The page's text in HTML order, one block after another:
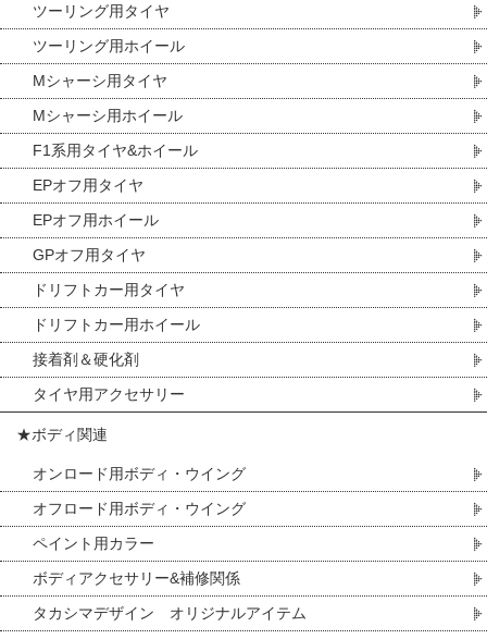
ツーリング用タイヤ
ツーリング用ホイール
Mシャーシ用タイヤ
Mシャーシ用ホイール
F1系用タイヤ&ホイール
EPオフ用タイヤ
EPオフ用ホイール
GPオフ用タイヤ
ドリフトカー用タイヤ
ドリフトカー用ホイール
接着剤＆硬化剤
タイヤ用アクセサリー
★ボディ関連
オンロード用ボディ・ウイング
オフロード用ボディ・ウイング
ペイント用カラー
ボディアクセサリー&補修関係
タカシマデザイン オリジナルアイテム